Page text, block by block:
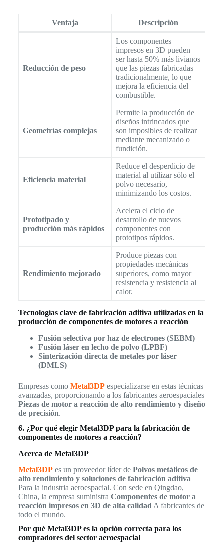
Ventaja Descripción
Reducción de peso
Los componentes
impresos en 3D pueden
ser hasta 50% más livianos
que las piezas fabricadas
tradicionalmente, lo que
mejora la eficiencia del
combustible.
Geometrías complejas
Permite la producción de
diseños intrincados que
son imposibles de realizar
mediante mecanizado o
fundición.
Eficiencia material
Reduce el desperdicio de
material al utilizar sólo el
polvo necesario,
minimizando los costos.
Prototipado y
producción más rápidos
Acelera el ciclo de
desarrollo de nuevos
componentes con
prototipos rápidos.
Rendimiento mejorado
Produce piezas con
propiedades mecánicas
superiores, como mayor
resistencia y resistencia al
calor.
Tecnologías clave de fabricación aditiva utilizadas en la
producción de componentes de motores a reacción
Fusión selectiva por haz de electrones (SEBM)
Fusión láser en lecho de polvo (LPBF)
Sinterización directa de metales por láser
(DMLS)
Empresas como Metal3DPespecializarse en estas técnicas
avanzadas, proporcionando a los fabricantes aeroespaciales
Piezas de motor a reacción de alto rendimiento y diseño
de precisión.
6. ¿Por qué elegir Metal3DP para la fabricación de
componentes de motores a reacción?
Acerca de Metal3DP
Metal3DPes un proveedor líder de Polvos metálicos de
alto rendimiento y soluciones de fabricación aditiva
Para la industria aeroespacial. Con sede en Qingdao,
China, la empresa suministra Componentes de motor a
reacción impresos en 3D de alta calidad A fabricantes de
todo el mundo.
Por qué Metal3DP es la opción correcta para los
compradores del sector aeroespacial